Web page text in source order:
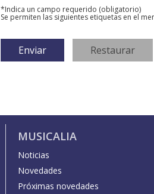
*Indica un campo requerido (obligatorio)
Se permiten las siguientes etiquetas en el
MUSICALIA
Noticias
Novedades
Próximas novedades